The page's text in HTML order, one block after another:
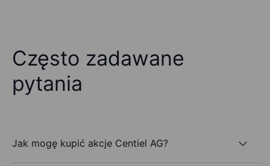
Często zadawane
pytania
Jak mogę kupić akcje Centiel AG?